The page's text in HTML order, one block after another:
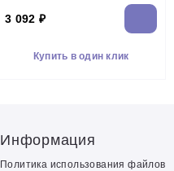
3 092 ₽
Купить в один клик
Информация
Политика использования файлов